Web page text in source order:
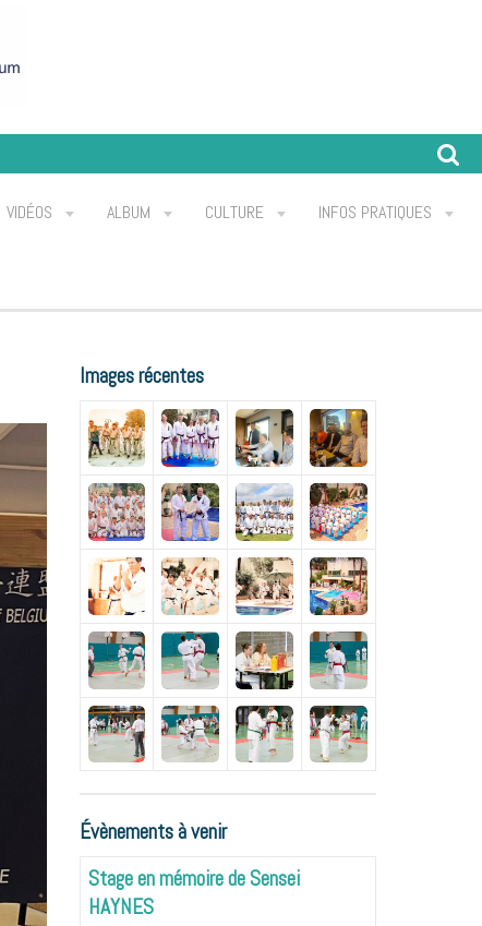
VIDÉOS ALBUM CULTURE INFOS PRATIQUES
Images récentes
Évènements à venir
Stage en mémoire de Sensei
HAYNES